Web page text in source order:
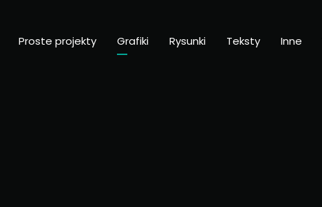
Proste projekty Grafiki Rysunki Teksty Inne